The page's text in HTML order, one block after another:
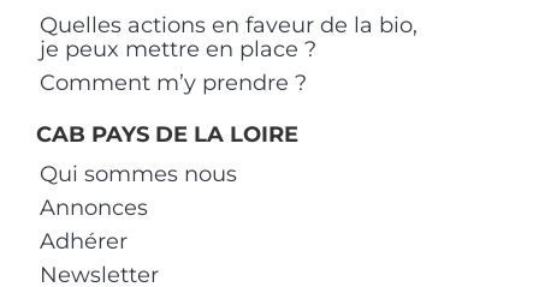
Quelles actions en faveur de la bio,
je peux mettre en place ?
Comment m’y prendre ?
CAB PAYS DE LA LOIRE
Qui sommes nous
Annonces
Adhérer
Newsletter